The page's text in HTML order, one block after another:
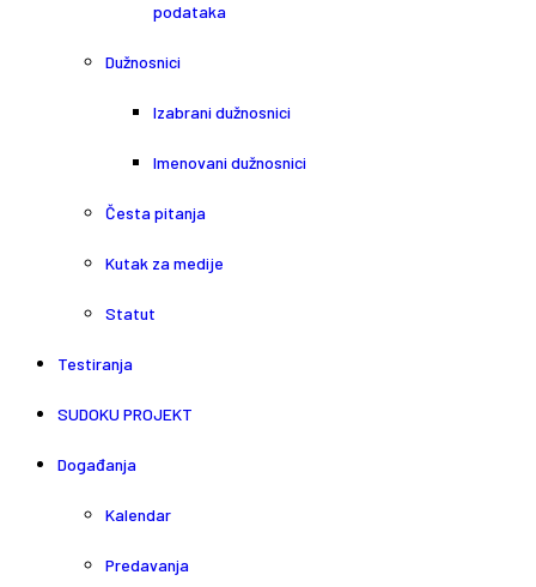
podataka
Dužnosnici
Izabrani dužnosnici
Imenovani dužnosnici
Česta pitanja
Kutak za medije
Statut
Testiranja
SUDOKU PROJEKT
Događanja
Kalendar
Predavanja